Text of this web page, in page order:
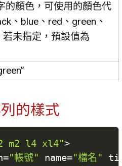
的顏色，可使用的顏色代
、blue、red、green、
若未指定，預設值為
的樣式
m2 l4 xl4">
="帳號" name="檔名"